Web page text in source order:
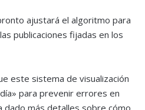
ajustará el algoritmo para
publicaciones fijadas en los
este sistema de visualización
para prevenir errores en